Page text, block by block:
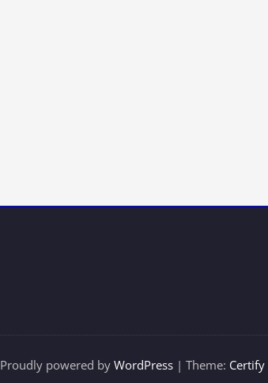
Proudly powered by WordPress | Theme: Certify